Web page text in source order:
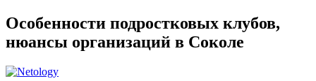
Особенности подростковых клубов,
нюансы организаций в Соколе